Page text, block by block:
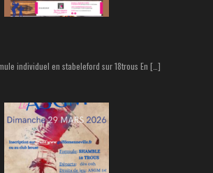
individuel en stabeleford sur 18trous En […]